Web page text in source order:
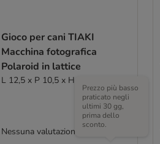
Gioco per cani TIAKI
Macchina fotografica
Polaroid in lattice
L 12,5 x P 10,5 x H 6 cm
Prezzo più basso
praticato negli
ultimi 30 gg,
prima dello
sconto.
Nessuna valutazione